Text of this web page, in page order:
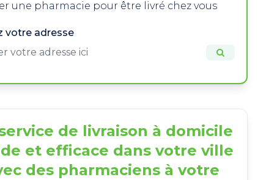
une pharmacie pour être livré chez vous
votre adresse
de livraison à domicile
et efficace dans votre ville
des pharmaciens à votre